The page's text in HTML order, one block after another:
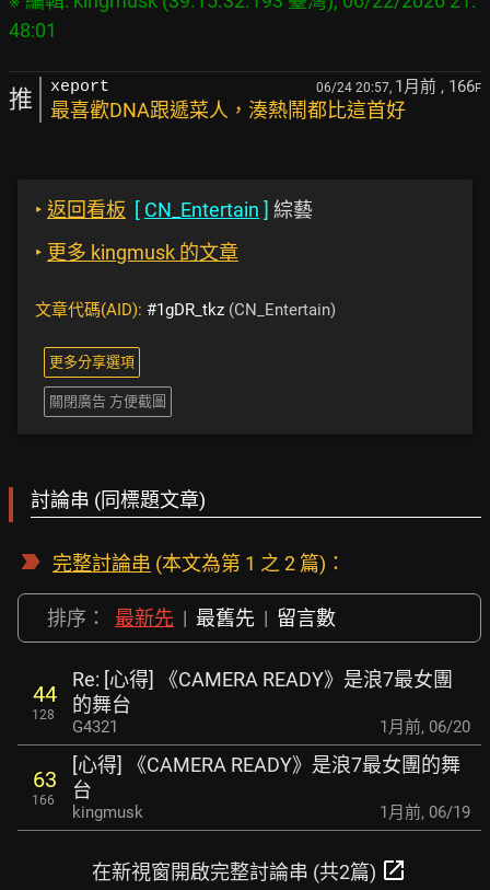
推 xeport 06/24 20:57, 1月前 , 166F
最喜歡DNA跟遞菜人，湊熱鬧都比這首好
‣ 返回看板 [ CN_Entertain ] 綜藝
‣ 更多 kingmusk 的文章
文章代碼(AID): #1gDR_tkz (CN_Entertain)
更多分享選項
關閉廣告 方便截圖
討論串 (同標題文章)
完整討論串 (本文為第 1 之 2 篇)：
排序： 最新先 | 最舊先 | 留言數
44
128
Re: [心得] 《CAMERA READY》是浪7最女團
的舞台
G4321 1月前, 06/20
63
166
[心得] 《CAMERA READY》是浪7最女團的舞
台
kingmusk 1月前, 06/19
在新視窗開啟完整討論串 (共2篇) open_in_new